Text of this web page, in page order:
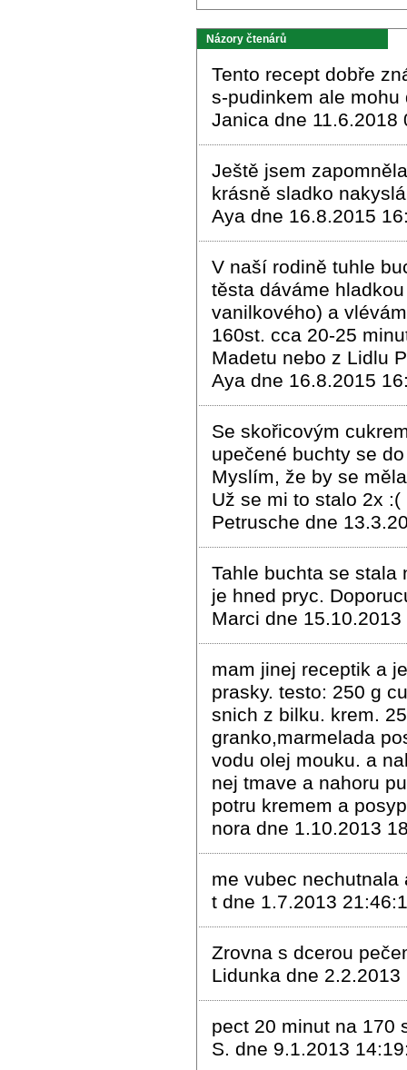
Názory čtenárů
Tento recept dobře
s-pudinkem ale
Janica dne 11.6.2018
Ještě jsem
krásně sladko
Aya dne 16.8.2015
V naší rodině tuhle
těsta dáváme
vanilkového) a
160st. cca 20-25
Madetu nebo z Lidlu
Aya dne 16.8.2015
Se skořicovým
upečené buchty se
Myslím, že by se
Už se mi to stalo 2x :(
Petrusche dne
Tahle buchta se stala
je hned pryc.
Marci dne
mam jinej receptik a
prasky. testo: 250 g
snich z bilku. krem.
granko,marmelada
vodu olej mouku. a
nej tmave a nahoru
potru kremem a
nora dne 1.10.2013
me vubec
t dne 1.7.2013
Zrovna s dcerou
Lidunka dne 2.2.2013
pect 20 minut na 170
S. dne 9.1.2013